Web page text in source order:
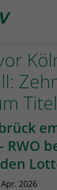
wdfv
Titel
RWO
2026